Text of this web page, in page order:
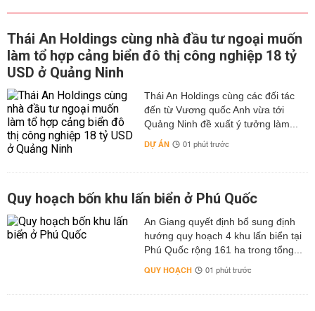
Thái An Holdings cùng nhà đầu tư ngoại muốn
làm tổ hợp cảng biển đô thị công nghiệp 18 tỷ
USD ở Quảng Ninh
Thái An Holdings cùng các đối tác
đến từ Vương quốc Anh vừa tới
Quảng Ninh đề xuất ý tưởng làm...
DỰ ÁN 01 phút trước
Quy hoạch bốn khu lấn biển ở Phú Quốc
An Giang quyết định bổ sung định
hướng quy hoạch 4 khu lấn biển tại
Phú Quốc rộng 161 ha trong tổng...
QUY HOẠCH 01 phút trước